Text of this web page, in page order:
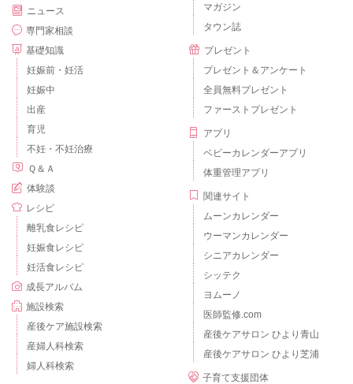
ニュース
専門家相談
基礎知識
妊娠前・妊活
妊娠中
出産
育児
不妊・不妊治療
Ｑ＆Ａ
体験談
レシピ
離乳食レシピ
妊娠食レシピ
妊活食レシピ
成長アルバム
施設検索
産後ケア施設検索
産婦人科検索
婦人科検索
マガジン
タウン誌
プレゼント
プレゼント＆アンケート
全員無料プレゼント
ファーストプレゼント
アプリ
ベビーカレンダーアプリ
体重管理アプリ
関連サイト
ムーンカレンダー
ウーマンカレンダー
シニアカレンダー
シッテク
ヨムーノ
医師監修.com
産後ケアサロン ひより青山
産後ケアサロン ひより芝浦
子育て支援団体